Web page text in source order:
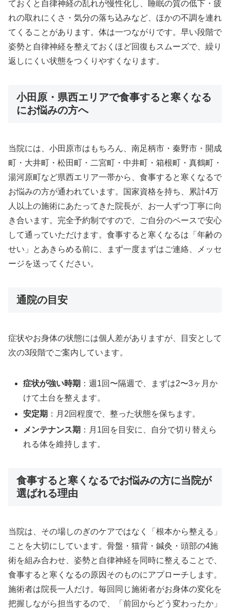
ておくと自律神経の乱れが慢性化し、睡眠の質の低下・疲
れの取れにくさ・気分の落ち込みなど、ほかの不調を連れ
てくることがあります。体は一つながりです。早い段階で
姿勢と自律神経を整えておくほど回復もスムーズで、繰り
返しにくい状態をつくりやすくなります。
小田原・県西エリアで食事すると寒くなる
にお悩みの方へ
当院には、小田原市はもちろん、南足柄市・秦野市・開成
町・大井町・松田町・二宮町・中井町・箱根町・真鶴町・
湯河原町など県西エリア一帯から、食事すると寒くなるで
お悩みの方が通われています。国家資格を持ち、累計4万
人以上の施術にあたってきた院長が、お一人ずつ丁寧に向
き合います。完全予約制ですので、ご自分のペースで安心
して通っていただけます。食事すると寒くなるは「年齢の
せい」とあきらめる前に、まず一度まずはご連絡、メッセ
ージを送ってください。
通院の目安
症状やお身体の状態には個人差がありますが、目安として
次の3段階でご案内しています。
症状が強い時期 ：週1回〜隔週で、まずは2〜3ヶ月か
けて土台を整えます。
安定期 ：月2回程度で、整った状態を保ちます。
メンテナンス期 ：月1回を目安に、自分で切り替えら
れる体を維持します。
食事すると寒くなるでお悩みの方に当院が
選ばれる理由
当院は、その場しのぎのケアではなく「根本から整える」
ことを大切にしています。骨盤・猫背・鍼灸・頭部の4施
術を組み合わせ、姿勢と自律神経を同時に整えることで、
食事すると寒くなるの原因そのものにアプローチします。
施術者は院長一人だけ。毎回同じ施術者がお身体の変化を
把握しながら担当するので、「前回からどう変わったか」